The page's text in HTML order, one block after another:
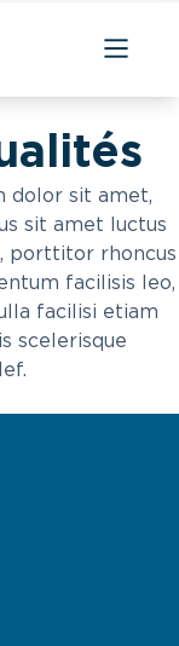
dolor sit amet,
sit amet luctus
porttitor rhoncus
facilisis leo,
facilisi etiam
scelerisque